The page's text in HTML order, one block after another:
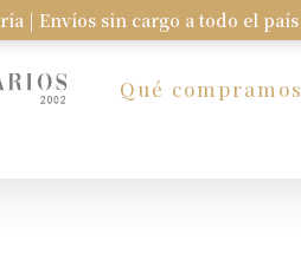
| Envíos sin cargo a todo el país
Qué compramos